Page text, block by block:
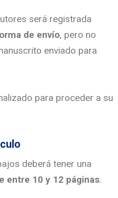
será registrada
de envío, pero no
enviado para
para proceder a su
deberá tener una
entre 10 y 12 páginas.